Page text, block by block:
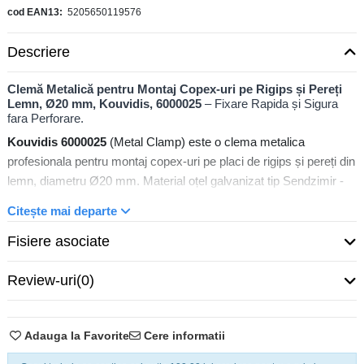
Adauga la Favorite Cere informatii
cod EAN13 5205650119576
Descriere
Clemă Metalică pentru Montaj Copex-uri pe Rigips și Pereți
Lemn, Ø20 mm, Kouvidis, 6000025 – Fixare Rapida și Sigura
fara Perforare.
Kouvidis 6000025 (Metal Clamp) este o clema metalica
profesionala pentru montaj copex-uri pe placi de rigips și pereți din
lemn, diametru Ø20 mm. Material oțel galvanizat tip Sendzimir -
special cu trei cârlige curbe non-traumatizante și crestături
speciale - montaj cu un singur ciocan fara perforare. Ideal pentru
instalații cu tuburi SILCOR PLUS, SIFLEX PLUS, SUPERSOL
PLUS și SUPERFLEX PLUS in medii rezidențiale, comerciale și
industriale ușoare (320N protecție mecanica).
Clemă Metalică Ø20 mm – Montaj Rapid Fara Perforare pe
Rigips și Lemn
Citește mai departe
Fisiere asociate
Review-uri(0)